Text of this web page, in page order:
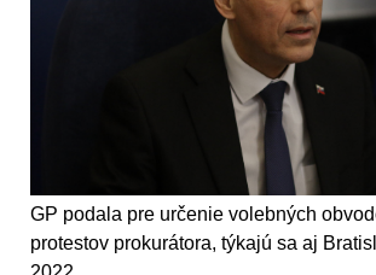
GP podala pre určenie volebných
protestov prokurátora, týkajú sa aj